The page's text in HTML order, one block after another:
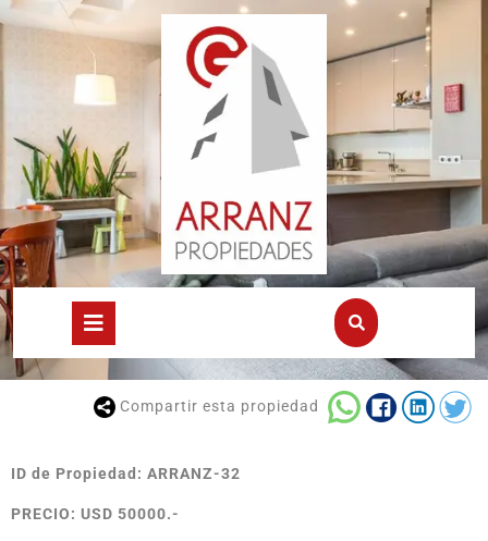
Compartir esta propiedad
ID de Propiedad: ARRANZ-32
PRECIO: USD 50000.-